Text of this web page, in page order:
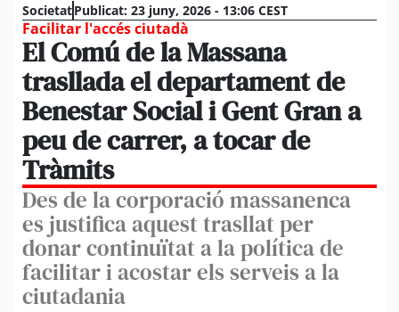
SocietatPublicat: 23 juny, 2026 - 13:06 CEST
Facilitar l'accés ciutadà
El Comú de la Massana
trasllada el departament de
Benestar Social i Gent Gran a
peu de carrer, a tocar de
Tràmits
Des de la corporació massanenca
es justifica aquest trasllat per
donar continuïtat a la política de
facilitar i acostar els serveis a la
ciutadania